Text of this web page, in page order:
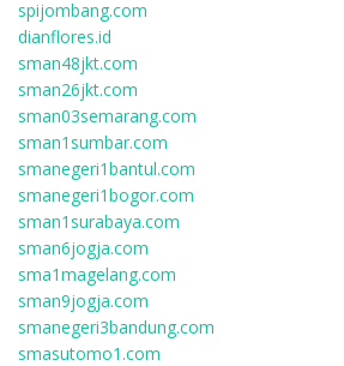
spijombang.com
dianflores.id
sman48jkt.com
sman26jkt.com
sman03semarang.com
sman1sumbar.com
smanegeri1bantul.com
smanegeri1bogor.com
sman1surabaya.com
sman6jogja.com
sma1magelang.com
sman9jogja.com
smanegeri3bandung.com
smasutomo1.com